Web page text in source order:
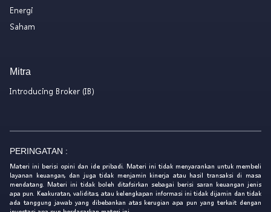
Energi
Saham
Mitra
Introducing Broker (IB)
PERINGATAN :
Materi ini berisi opini dan ide pribadi. Materi ini tidak menyarankan untuk membeli
layanan keuangan, dan juga tidak menjamin kinerja atau hasil transaksi di masa
mendatang. Materi ini tidak boleh ditafsirkan sebagai berisi saran keuangan jenis
apa pun. Keakuratan, validitas, atau kelengkapan informasi ini tidak dijamin dan tidak
ada tanggung jawab yang dibebankan atas kerugian apa pun yang terkait dengan